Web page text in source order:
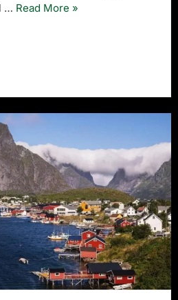
… Read More “Explorer
»